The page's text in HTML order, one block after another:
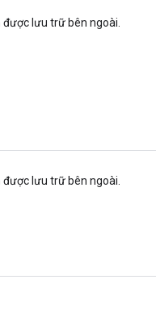
lưu trữ bên ngoài.
lưu trữ bên ngoài.